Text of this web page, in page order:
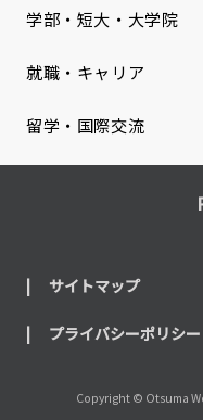
学部・短大・大学院
就職・キャリア
留学・国際交流
サイトマップ
プライバシーポリシー
Copyright © Otsuma